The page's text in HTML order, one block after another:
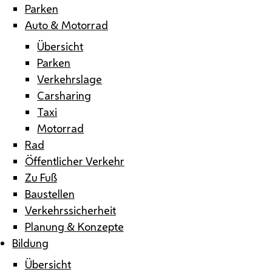
Parken
Auto & Motorrad
Übersicht
Parken
Verkehrslage
Carsharing
Taxi
Motorrad
Rad
Öffentlicher Verkehr
Zu Fuß
Baustellen
Verkehrssicherheit
Planung & Konzepte
Bildung
Übersicht